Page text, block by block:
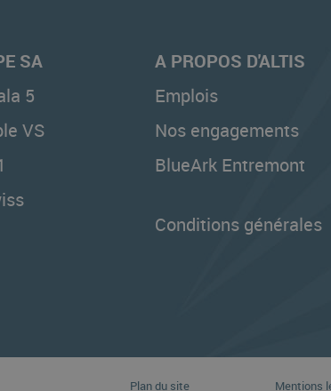
SA
5
VS
A PROPOS D'ALTIS
Emplois
Nos engagements
BlueArk Entremont
Conditions générales
Plan du site Mentions